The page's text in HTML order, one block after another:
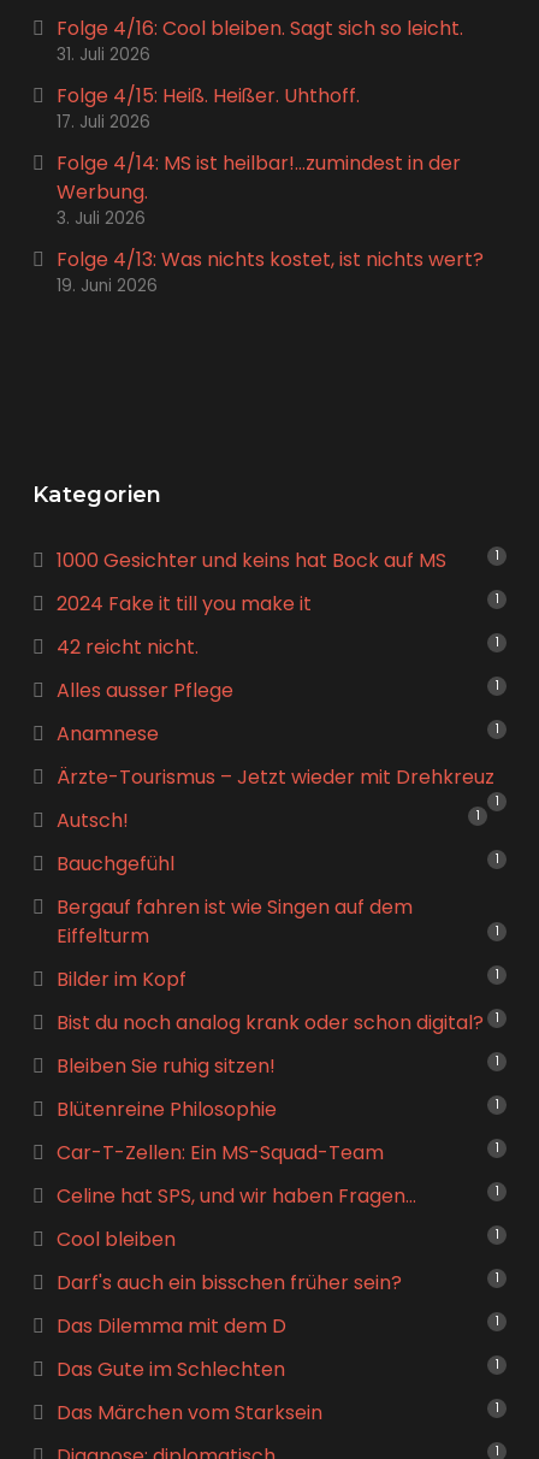
Folge 4/16: Cool bleiben. Sagt sich so leicht.
31. Juli 2026
Folge 4/15: Heiß. Heißer. Uhthoff.
17. Juli 2026
Folge 4/14: MS ist heilbar!…zumindest in der
Werbung.
3. Juli 2026
Folge 4/13: Was nichts kostet, ist nichts wert?
19. Juni 2026
Kategorien
1000 Gesichter und keins hat Bock auf MS 1
2024 Fake it till you make it 1
42 reicht nicht. 1
Alles ausser Pflege 1
Anamnese 1
Ärzte-Tourismus – Jetzt wieder mit Drehkreuz
1
Autsch! 1
Bauchgefühl 1
Bergauf fahren ist wie Singen auf dem
Eiffelturm
1
Bilder im Kopf 1
Bist du noch analog krank oder schon digital? 1
Bleiben Sie ruhig sitzen! 1
Blütenreine Philosophie 1
Car-T-Zellen: Ein MS-Squad-Team 1
Celine hat SPS, und wir haben Fragen… 1
Cool bleiben 1
Darf's auch ein bisschen früher sein? 1
Das Dilemma mit dem D 1
Das Gute im Schlechten 1
Das Märchen vom Starksein 1
1